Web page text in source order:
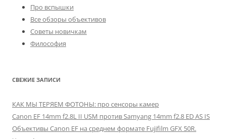
Про вспышки
Все обзоры объективов
Советы новичкам
Философия
СВЕЖИЕ ЗАПИСИ
КАК МЫ ТЕРЯЕМ ФОТОНЫ: про сенсоры камер
Canon EF 14mm f2.8L II USM против Samyang 14mm f2.8 ED AS IS
Объективы Canon EF на среднем формате Fujifilm GFX 50R.